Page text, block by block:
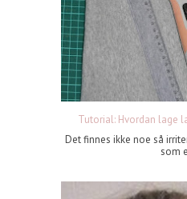
Tutorial: Hvordan lage
Det finnes ikke noe så
som